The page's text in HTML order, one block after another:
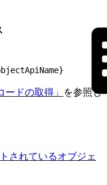
ドの取得」
を参照し
されているオブジェ